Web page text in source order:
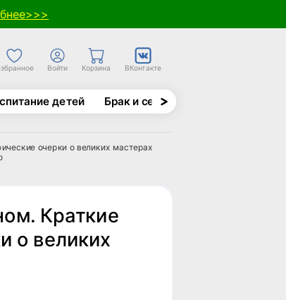
Войти Корзина ВКонтакте
детей Брак и семья
очерки о великих мастерах
Краткие
о великих